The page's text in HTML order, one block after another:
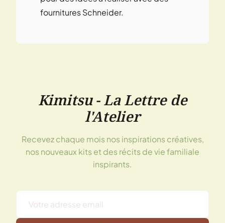
fournitures Schneider.
Kimitsu - La Lettre de
l'Atelier
Recevez chaque mois nos inspirations créatives,
nos nouveaux kits et des récits de vie familiale
inspirants.